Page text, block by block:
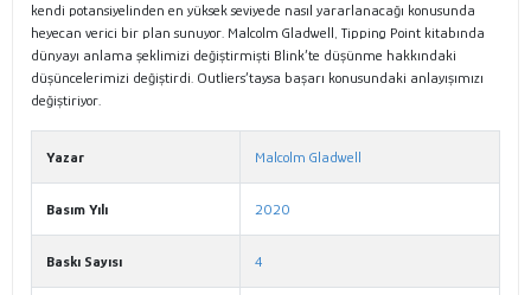
kendi potansiyelinden en yüksek seviyede nasıl yararlanacağı konusunda
heyecan verici bir plan sunuyor. Malcolm Gladwell, Tipping Point kitabında
dünyayı anlama şeklimizi değiştirmişti Blink’te düşünme hakkındaki
düşüncelerimizi değiştirdi. Outliers’taysa başarı konusundaki anlayışımızı
değiştiriyor.
Yazar Malcolm Gladwell
Basım Yılı 2020
Baskı Sayısı 4